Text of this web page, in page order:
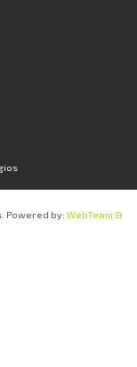
Powered by: WebTeam &